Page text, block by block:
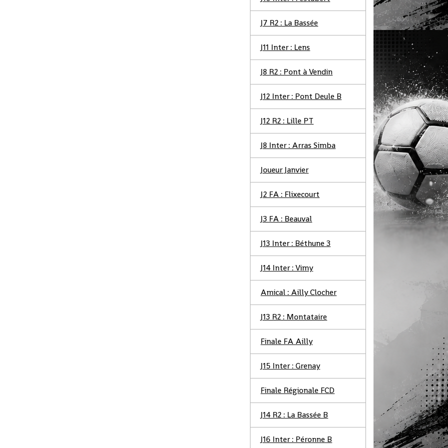
J7 R2 : La Bassée
J11 Inter : Lens
J8 R2 : Pont à Vendin
J12 Inter : Pont Deule B
J12 R2 : Lille PT
J8 Inter : Arras Simba
Joueur Janvier
J2 FA : Flixecourt
J3 FA : Beauval
J13 Inter : Béthune 3
J14 Inter : Vimy
Amical : Ailly Clocher
J13 R2 : Montataire
Finale FA Ailly
J15 Inter : Grenay
Finale Régionale FCD
J14 R2 : La Bassée B
J16 Inter : Péronne B